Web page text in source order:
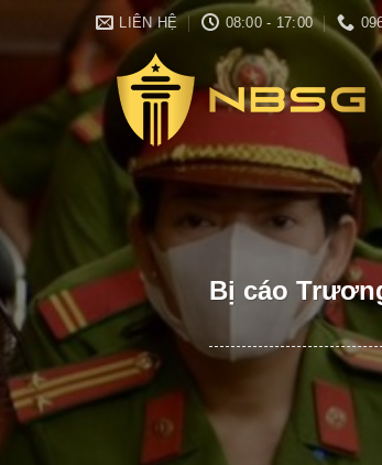
LIÊN HỆ 08:00 - 17:00
Bị cáo